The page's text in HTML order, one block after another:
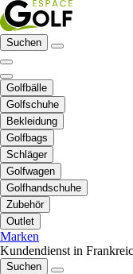
Suchen
Golfbälle
Golfschuhe
Bekleidung
Golfbags
Schläger
Golfwagen
Golfhandschuhe
Zubehör
Outlet
Marken
Kundendienst in
Suchen